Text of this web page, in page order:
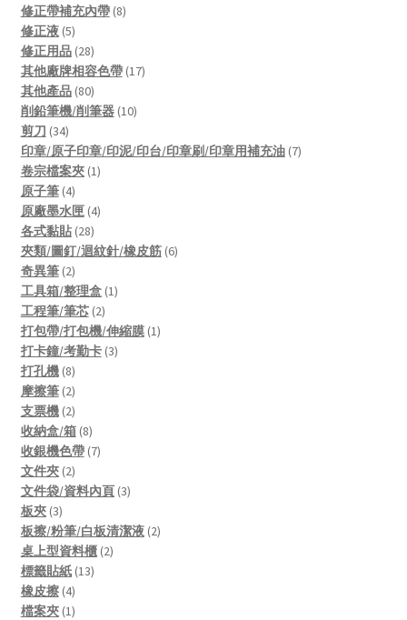
products
修正帶補充內帶 88
修正液 55
products
修正用品 2828
products
其他廠牌相容色帶 1717
其他產品 8080
products
削鉛筆機/削筆器 1010
剪刀 3434
products
印章/原子印章/印泥/印台/印章刷/印章用補充油 77
卷宗檔案夾 11
原子筆 44
products
原廠墨水匣 44
各式黏貼 2828
products
夾類/圖釘/迴紋針/橡皮筋 66
奇異筆 22
products
工具箱/整理盒 11
工程筆/筆芯 22
products
打包帶/打包機/伸縮膜 11
打卡鐘/考勤卡 33
打孔機 88
products
摩擦筆 22
products
支票機 22
products
收納盒/箱 88
products
收銀機色帶 77
文件夾 22
products
文件袋/資料內頁 33
板夾 33
products
板擦/粉筆/白板清潔液 22
桌上型資料櫃 22
標籤貼紙 1313
橡皮擦 44
products
檔案夾 11